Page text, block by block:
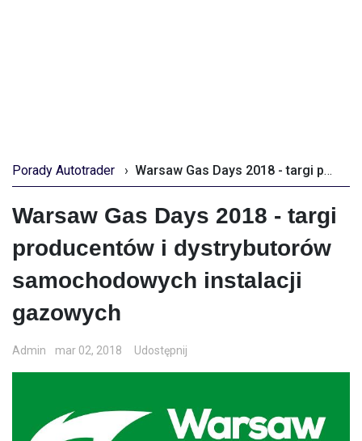
Porady Autotrader › Warsaw Gas Days 2018 - targi producentów i dystrybutorów samochodowych instalacji gazowych
Warsaw Gas Days 2018 - targi
producentów i dystrybutorów
samochodowych instalacji
gazowych
Admin mar 02, 2018 Udostępnij